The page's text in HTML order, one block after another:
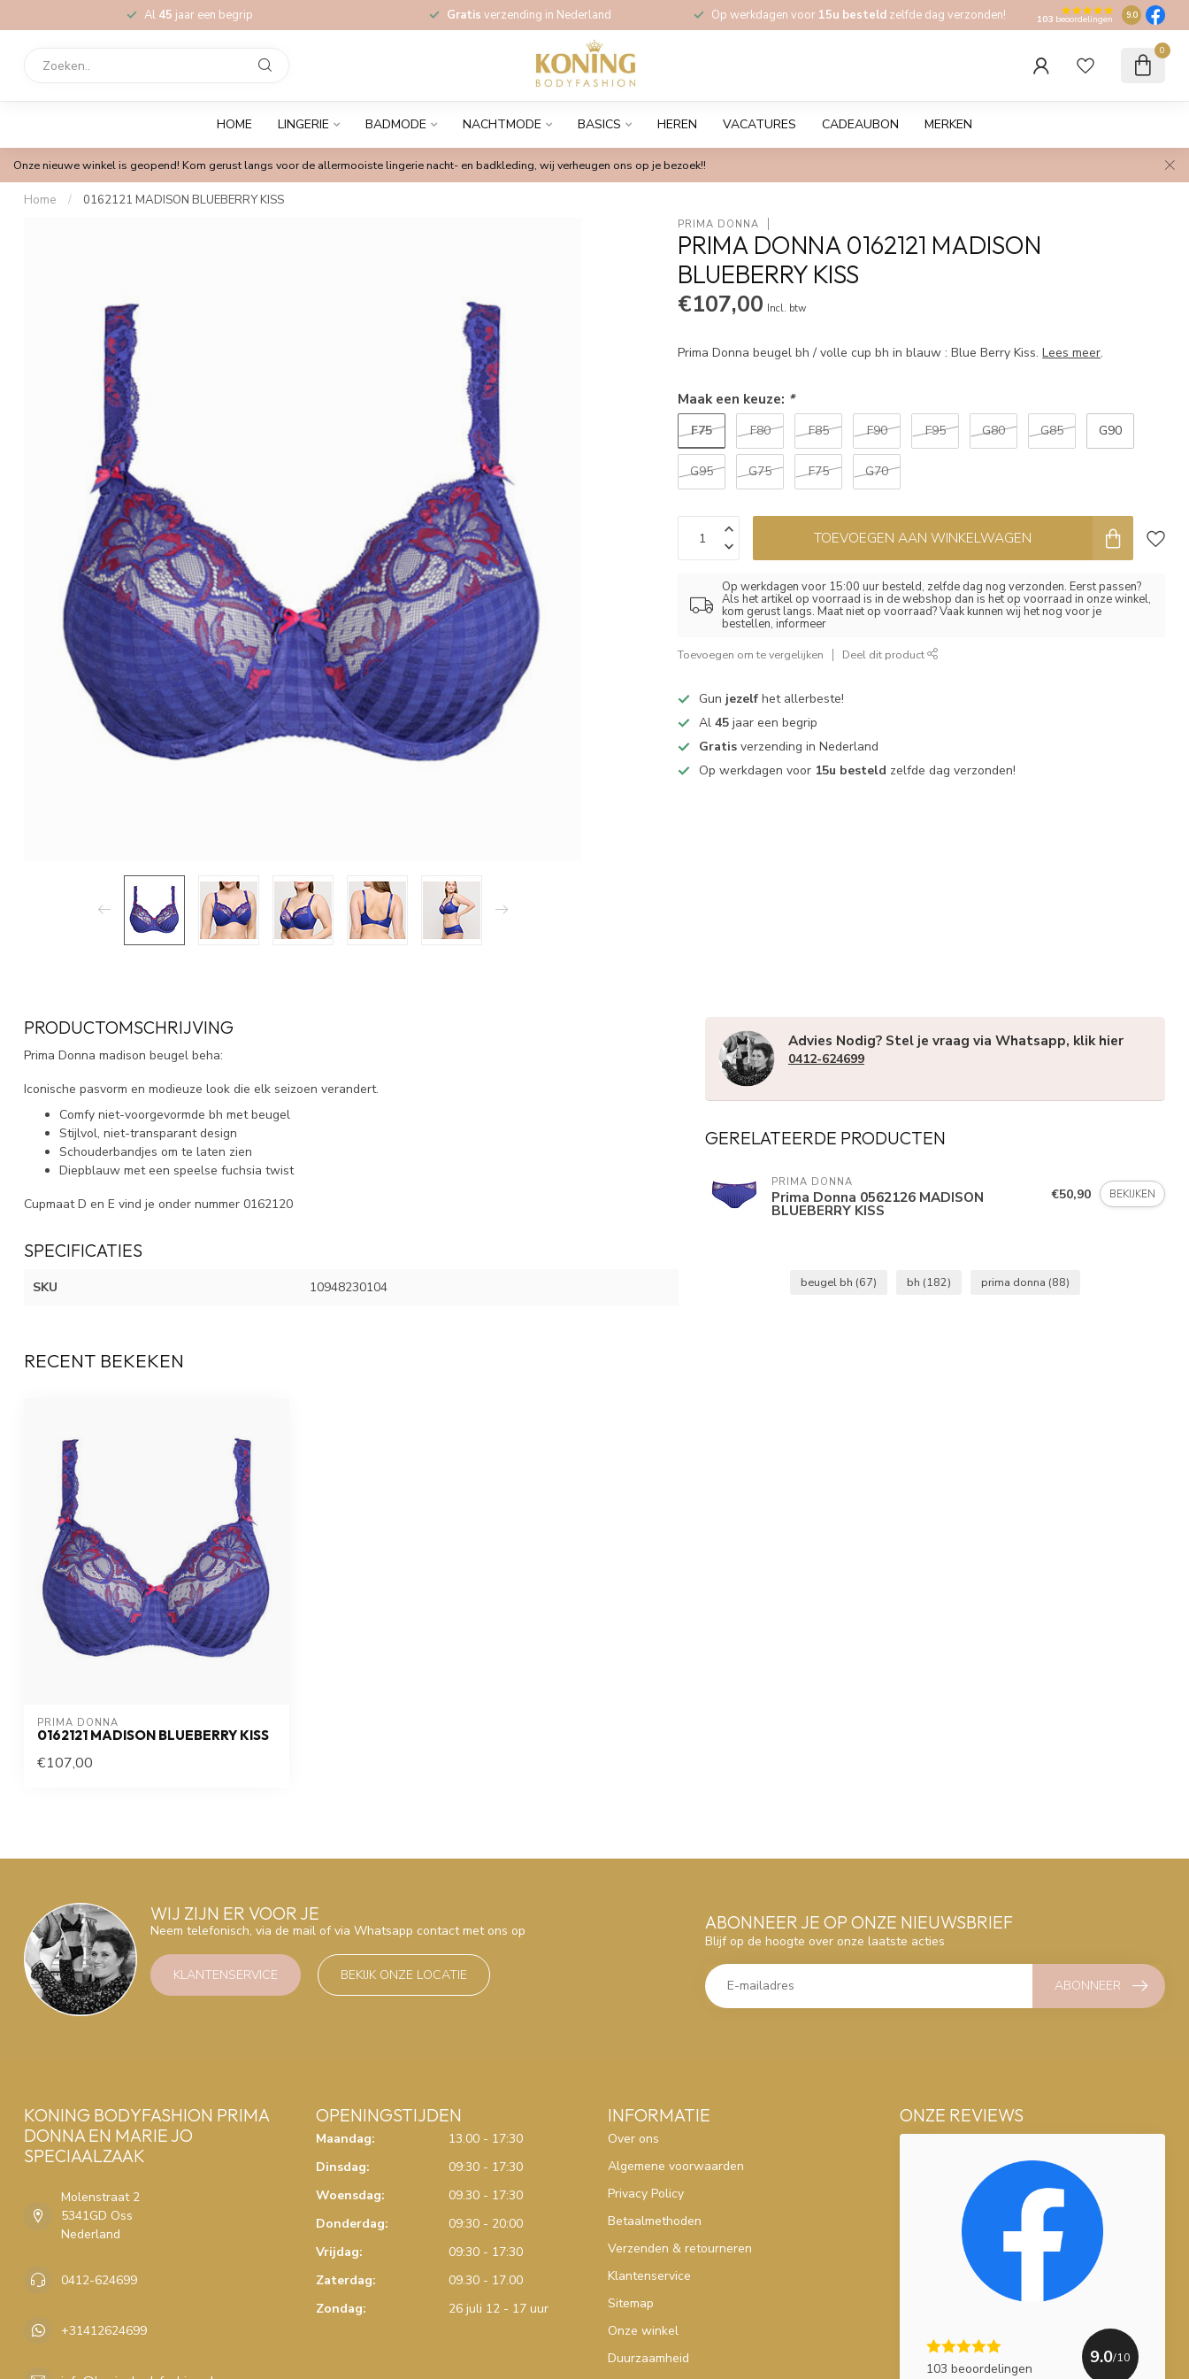
Al 45 jaar een begrip Gratis verzending in Nederland Op werkdagen voor 15u besteld zelfde dag verzonden! 103 beoordelingen 9.0
0
HOME LINGERIE BADMODE NACHTMODE BASICS HEREN VACATURES CADEAUBON MERKEN
Onze nieuwe winkel is geopend! Kom gerust langs voor de allermooiste lingerie nacht- en badkleding, wij verheugen ons op je bezoek!!
Home / 0162121 MADISON BLUEBERRY KISS
PRIMA DONNA
PRIMA DONNA 0162121 MADISON
BLUEBERRY KISS
€107,00 Incl. btw
Prima Donna beugel bh / volle cup bh in blauw : Blue Berry Kiss.Lees meer.
Maak een keuze: *
F75 F80 F85 F90 F95 G80 G85 G90
G95 G75 F75 G70
TOEVOEGEN AAN WINKELWAGEN
Op werkdagen voor 15:00 uur besteld, zelfde dag nog verzonden. Eerst passen?
Als het artikel op voorraad is in de webshop dan is het op voorraad in onze winkel,
kom gerust langs. Maat niet op voorraad? Vaak kunnen wij het nog voor je
bestellen, informeer
Toevoegen om te vergelijken Deel dit product
Gun jezelf het allerbeste!
Al45 jaar een begrip
Gratis verzending in Nederland
Op werkdagen voor 15u besteld zelfde dag verzonden!
PRODUCTOMSCHRIJVING
Prima Donna madison beugel beha:
Iconische pasvorm en modieuze look die elk seizoen verandert.
Comfy niet-voorgevormde bh met beugel
Stijlvol, niet-transparant design
Schouderbandjes om te laten zien
Diepblauw met een speelse fuchsia twist
Cupmaat D en E vind je onder nummer 0162120
SPECIFICATIES
SKU 10948230104
Advies Nodig? Stel je vraag via Whatsapp, klik hier
0412-624699
GERELATEERDE PRODUCTEN
PRIMA DONNA
Prima Donna 0562126 MADISON
BLUEBERRY KISS
€50,90 BEKIJKEN
beugel bh (67) bh (182) prima donna (88)
RECENT BEKEKEN
PRIMA DONNA
0162121 MADISON BLUEBERRY KISS
€107,00
WIJ ZIJN ER VOOR JE
Neem telefonisch, via de mail of via Whatsapp contact met ons op
KLANTENSERVICE BEKIJK ONZE LOCATIE
ABONNEER JE OP ONZE NIEUWSBRIEF
Blijf op de hoogte over onze laatste acties
ABONNEER
KONING BODYFASHION PRIMA
DONNA EN MARIE JO
SPECIAALZAAK
Molenstraat 2
5341GD Oss
Nederland
0412-624699
+31412624699
OPENINGSTIJDEN
Maandag:
13.00 - 17:30
Dinsdag:
09:30 - 17:30
Woensdag:
09.30 - 17:30
Donderdag:
09:30 - 20:00
Vrijdag:
09:30 - 17:30
Zaterdag:
09.30 - 17.00
Zondag:
26 juli 12 - 17 uur
INFORMATIE
Over ons
Algemene voorwaarden
Privacy Policy
Betaalmethoden
Verzenden & retourneren
Klantenservice
Sitemap
Onze winkel
Duurzaamheid
ONZE REVIEWS
103 beoordelingen
9.0/10